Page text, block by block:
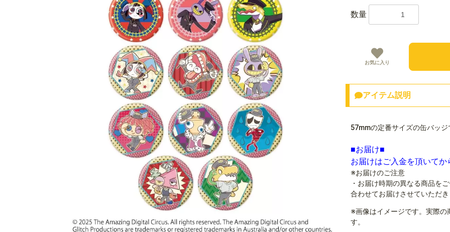
お気に入り
数量
アイテム説明
57mmの定番サイズの缶バッジ
■お届け■
お届けはご入金を頂いてか
※お届けのご注意
・お届け時期の異なる商品を
合わせてお届けさせていただき
※画像はイメージです。実際の
す。